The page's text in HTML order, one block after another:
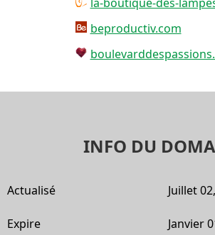
beproductiv.com
INFO DU
Actualisé Juillet
Expire Janvier